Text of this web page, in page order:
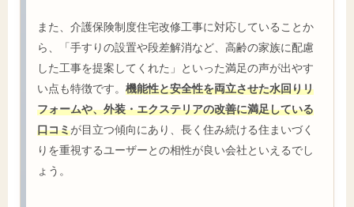
また、介護保険制度住宅改修工事に対応していることか
ら、「手すりの設置や段差解消など、高齢の家族に配慮
した工事を提案してくれた」といった満足の声が出やす
い点も特徴です。 機能性と安全性を両立させた水回りリ
フォームや、外装・エクステリアの改善に満足している
口コミが目立つ傾向にあり、長く住み続ける住まいづく
りを重視するユーザーとの相性が良い会社といえるでし
ょう。